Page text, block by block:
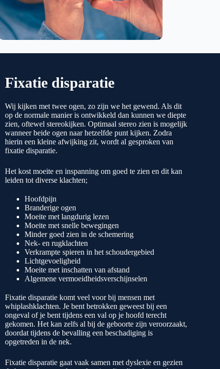
Fixatie disparatie
Wij kijken met twee ogen, zo zijn we het gewend. Als dit
op de normale manier is ontwikkeld dan kunnen we diepte
zien, oftewel stereokijken. Optimaal stereo zien is mogelijk
wanneer beide ogen naar hetzelfde punt kijken. Zodra
hierin een kleine afwijking zit, wordt al gesproken van
fixatie disparatie.
Het kost moeite en inspanning om goed te zien en dit kan
leiden tot diverse klachten;
Hoofdpijn
Branderige ogen
Moeite met langdurig lezen
Moeite met snelle bewegingen
Minder goed zien in de schemering
Nek- en rugklachten
Verkrampte spieren in het schoudergebied
Lichtgevoeligheid
Moeite met inschatten van afstand
Algemene vermoeidheidsverschijnselen
Fixatie disparatie komt veel voor bij mensen met
whiplashklachten. Je bent betrokken geweest bij een
ongeval of je bent tijdens een val op je hoofd terecht
gekomen. Het kan zelfs al bij de geboorte zijn veroorzaakt,
doordat tijdens de bevalling een beschadiging is
opgetreden in de nek.
Fixatie disparatie gaat vaak samen met dyslexie en gezien